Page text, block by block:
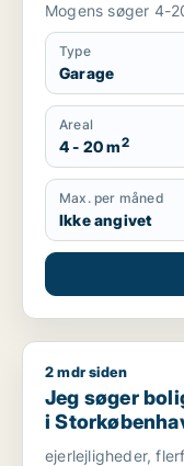
Mogens søger 4-
Type
Garage
Areal
4 - 20 m2
Max. per måned
Ikke angivet
Jeg søger
2 mdr siden
Jeg søger
i
ejerlejligheder,